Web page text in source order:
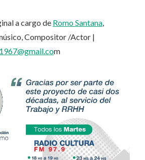
a cargo de Romo Santana,
Compositor /Actor |
m